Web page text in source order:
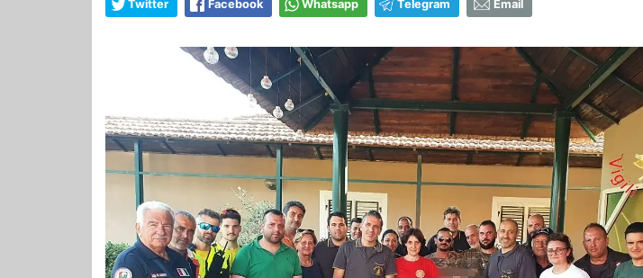
Twitter Facebook Whatsapp Telegram Email